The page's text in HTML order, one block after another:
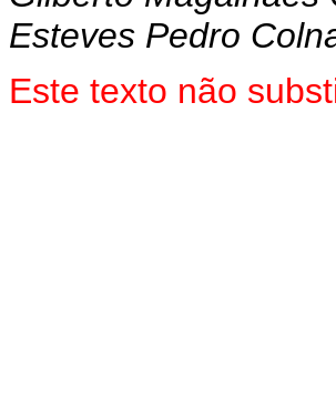
Esteves Pedro
Este texto não